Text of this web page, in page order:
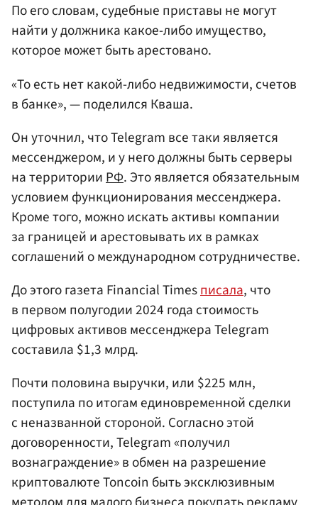
По его словам, судебные приставы не могут
найти у должника какое-либо имущество,
которое может быть арестовано.
«То есть нет какой-либо недвижимости, счетов
в банке», — поделился Кваша.
Он уточнил, что Telegram все таки является
мессенджером, и у него должны быть серверы
на территорииРФ. Это является обязательным
условием функционирования мессенджера.
Кроме того, можно искать активы компании
за границей и арестовывать их в рамках
соглашений о международном сотрудничестве.
До этого газета Financial Timesписала, что
в первом полугодии 2024 года стоимость
цифровых активов мессенджера Telegram
составила $1,3 млрд.
Почти половина выручки, или $225 млн,
поступила по итогам единовременной сделки
с неназванной стороной. Согласно этой
договоренности, Telegram «получил
вознаграждение» в обмен на разрешение
криптовалюте Toncoin быть эксклюзивным